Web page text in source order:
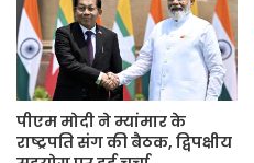
पीएम मोदी ने म्यांमार के
राष्ट्रपति संग की बैठक, द्विपक्षीय